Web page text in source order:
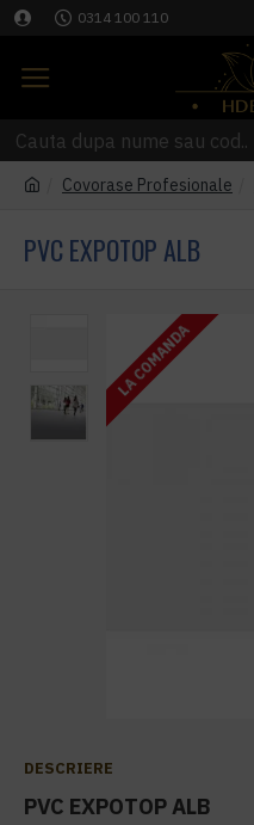
0314 100 110
Covorase Profesionale
PVC EXPOTOP ALB
LA COMANDA
DESCRIERE
PVC EXPOTOP ALB